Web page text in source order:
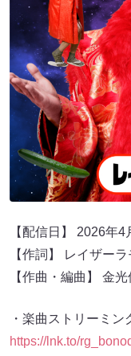
【配信日】 2026年4
【作詞】 レイザー
【作曲・編曲】 金光
・楽曲ストリーミン
https://lnk.to/